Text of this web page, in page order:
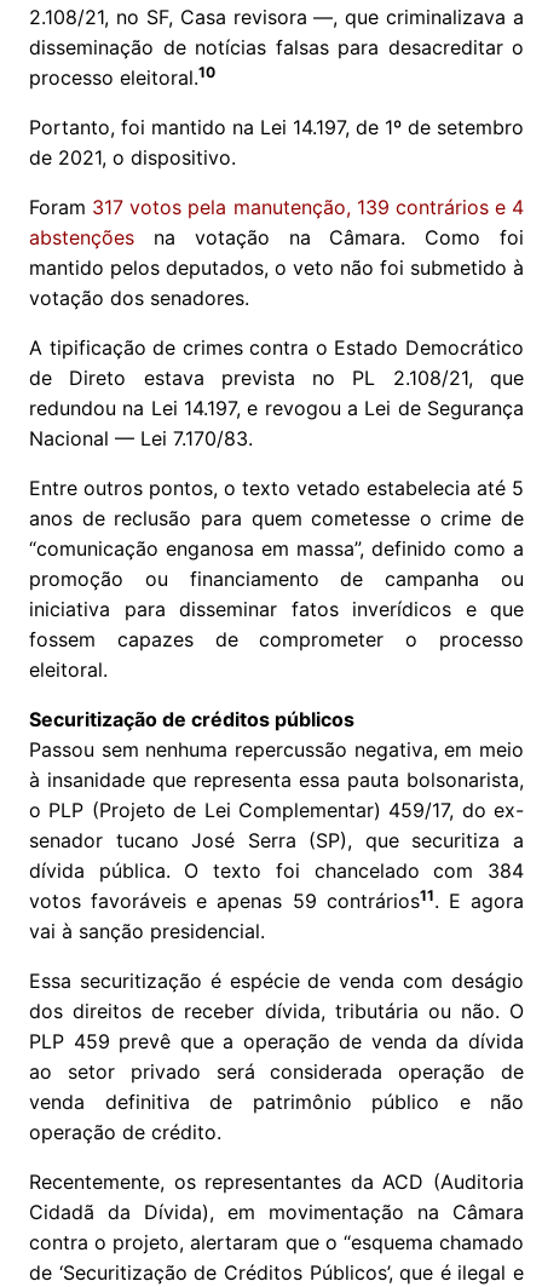
2.108/21, no SF, Casa revisora —, que criminalizava a
disseminação de notícias falsas para desacreditar o
processo eleitoral.10
Portanto, foi mantido na Lei 14.197, de 1º de setembro
de 2021, o dispositivo.
Foram 317 votos pela manutenção, 139 contrários e 4
abstenções na votação na Câmara. Como foi
mantido pelos deputados, o veto não foi submetido à
votação dos senadores.
A tipificação de crimes contra o Estado Democrático
de Direto estava prevista no PL 2.108/21, que
redundou na Lei 14.197, e revogou a Lei de Segurança
Nacional — Lei 7.170/83.
Entre outros pontos, o texto vetado estabelecia até 5
anos de reclusão para quem cometesse o crime de
“comunicação enganosa em massa”, definido como a
promoção ou financiamento de campanha ou
iniciativa para disseminar fatos inverídicos e que
fossem capazes de comprometer o processo
eleitoral.
Securitização de créditos públicos
Passou sem nenhuma repercussão negativa, em meio
à insanidade que representa essa pauta bolsonarista,
o PLP (Projeto de Lei Complementar) 459/17, do ex-
senador tucano José Serra (SP), que securitiza a
dívida pública. O texto foi chancelado com 384
votos favoráveis e apenas 59 contrários11. E agora
vai à sanção presidencial.
Essa securitização é espécie de venda com deságio
dos direitos de receber dívida, tributária ou não. O
PLP 459 prevê que a operação de venda da dívida
ao setor privado será considerada operação de
venda definitiva de patrimônio público e não
operação de crédito.
Recentemente, os representantes da ACD (Auditoria
Cidadã da Dívida), em movimentação na Câmara
contra o projeto, alertaram que o “esquema chamado
de ‘Securitização de Créditos Públicos’, que é ilegal e